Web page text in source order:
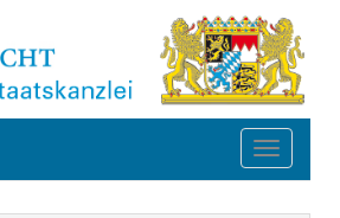
Toggle